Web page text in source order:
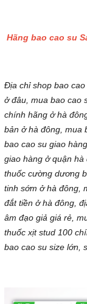
Hãng bao cao su
Địa chỉ shop bao
ở đâu, mua bao cao
chính hãng ở hà
bản ở hà đông, mua
bao cao su giao
giao hàng ở quận hà
thuốc cường dương
tinh sớm ở hà đông,
đắt tiền ở hà đông,
âm đạo giả giá rẻ,
thuốc xịt stud 100
bao cao su size lớn,